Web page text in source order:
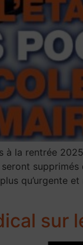
à la rentrée
qu’urgente
sur